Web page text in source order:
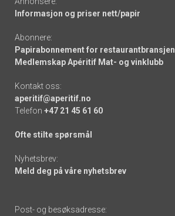
Informasjon og priser nett/papir
Abonnere:
Papirabonnement for restaurantbransjen
Medlemskap Apéritif Mat- og vinklubb
Kontakt oss:
aperitif@aperitif.no
Telefon +47 21 45 61 60
Ofte stilte spørsmål
Nyhetsbrev:
Meld deg på våre nyhetsbrev
Post- og besøksadresse: